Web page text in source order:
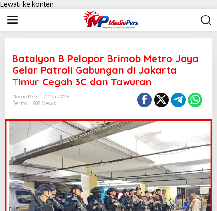
Lewati ke konten
Batalyon B Pelopor Brimob Metro Jaya
Gelar Patroli Gabungan di Jakarta
Timur Cegah 3C dan Tawuran
MediaPers
7 Mei 2026
Berita
688 Views